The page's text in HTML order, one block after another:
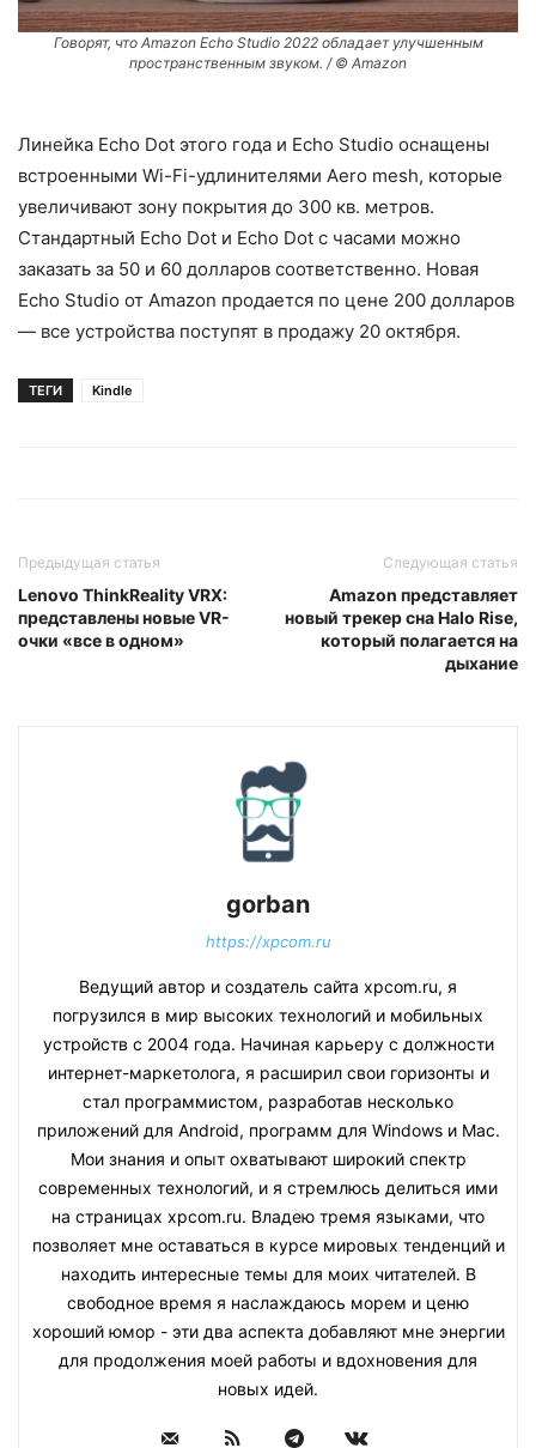
Говорят, что Amazon Echo Studio 2022 обладает улучшенным
пространственным звуком. / © Amazon
Линейка Echo Dot этого года и Echo Studio оснащены
встроенными Wi-Fi-удлинителями Aero mesh, которые
увеличивают зону покрытия до 300 кв. метров.
Стандартный Echo Dot и Echo Dot с часами можно
заказать за 50 и 60 долларов соответственно. Новая
Echo Studio от Amazon продается по цене 200 долларов
— все устройства поступят в продажу 20 октября.
ТЕГИ Kindle
Предыдущая статья
Lenovo ThinkReality VRX:
представлены новые VR-
очки «все в одном»
Следующая статья
Amazon представляет
новый трекер сна Halo Rise,
который полагается на
дыхание
gorban
https://xpcom.ru
Ведущий автор и создатель сайта xpcom.ru, я
погрузился в мир высоких технологий и мобильных
устройств с 2004 года. Начиная карьеру с должности
интернет-маркетолога, я расширил свои горизонты и
стал программистом, разработав несколько
приложений для Android, программ для Windows и Mac.
Мои знания и опыт охватывают широкий спектр
современных технологий, и я стремлюсь делиться ими
на страницах xpcom.ru. Владею тремя языками, что
позволяет мне оставаться в курсе мировых тенденций и
находить интересные темы для моих читателей. В
свободное время я наслаждаюсь морем и ценю
хороший юмор - эти два аспекта добавляют мне энергии
для продолжения моей работы и вдохновения для
новых идей.